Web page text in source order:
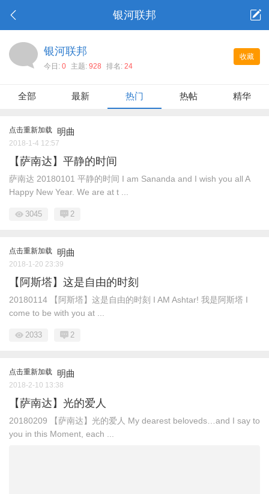
银河联邦
收藏
银河联邦
今日: 0 主题: 928 排名: 24
全部 最新 热门 热帖 精华
点击重新加载 明曲
2018-1-4 12:57
【萨南达】平静的时间
萨南达 20180101 平静的时间 I am Sananda and I wish you all A
Happy New Year. We are at t ...
3045 2
点击重新加载 明曲
2018-1-20 23:39
【阿斯塔】这是自由的时刻
20180114 【阿斯塔】这是自由的时刻 I AM Ashtar! 我是阿斯塔 I
come to be with you at ...
2033 2
点击重新加载 明曲
2018-2-10 13:38
【萨南达】光的爱人
20180209 【萨南达】光的爱人 My dearest beloveds…and I say to
you in this Moment, each ...